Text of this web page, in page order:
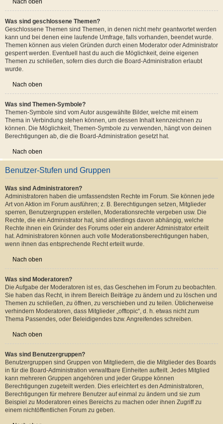
Wichtige Themen eines Forums erscheinen unter den Ankündigungen und
sind nur auf der ersten Seite zu sehen. Sie haben meist einen wichtigen Inhalt,
weswegen du sie lesen solltest. Wie bei den Bekanntmachungen hängt es von
deinen Berechtigungen ab, ob du wichtige Themen erstellen kannst oder nicht;
die Berechtigungen stellt die Board-Administration ein.
Nach oben
Was sind geschlossene Themen?
kann und bei denen eine laufende Umfrage, falls vorhanden, beendet wurde.
Themen können aus vielen Gründen durch einen Moderator oder Administrator
gesperrt werden. Eventuell hast du auch die Möglichkeit, deine eigenen
Themen zu schließen, sofern dies durch die Board-Administration erlaubt
wurde.
Nach oben
Was sind Themen-Symbole?
Themen-Symbole sind vom Autor ausgewählte Bilder, welche mit einem
Thema in Verbindung stehen können, um dessen Inhalt kennzeichnen zu
können. Die Möglichkeit, Themen-Symbole zu verwenden, hängt von deinen
Berechtigungen ab, die die Board-Administration gesetzt hat.
Nach oben
Benutzer-Stufen und Gruppen
Was sind Administratoren?
Administratoren haben die umfassendsten Rechte im Forum. Sie können jede
sperren, Benutzergruppen erstellen, Moderationsrechte vergeben usw. Die
Rechte, die ein Administrator hat, sind allerdings davon abhängig, welche
Rechte ihnen ein Gründer des Forums oder ein anderer Administrator erteilt
hat. Administratoren können auch volle Moderationsberechtigungen haben,
wenn ihnen das entsprechende Recht erteilt wurde.
Nach oben
Die Aufgabe der Moderatoren ist es, das Geschehen im Forum zu beobachten.
Sie haben das Recht, in ihrem Bereich Beiträge zu ändern und zu löschen und
Themen zu schließen, zu öffnen, zu verschieben und zu teilen. Üblicherweise
verhindern Moderatoren, dass Mitglieder „offtopic“, d. h. etwas nicht zum
Thema Passendes, oder Beleidigendes bzw. Angreifendes schreiben.
Nach oben
Was sind Benutzergruppen?
Benutzergruppen sind Gruppen von Mitgliedern, die die Mitglieder des Boards